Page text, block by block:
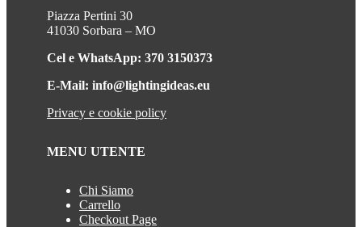
Piazza Pertini 30
41030 Sorbara – MO
Cel e WhatsApp: 370 3150373
E-Mail: info@lightingideas.eu
Privacy e cookie policy
MENU UTENTE
Chi Siamo
Carrello
Checkout Page